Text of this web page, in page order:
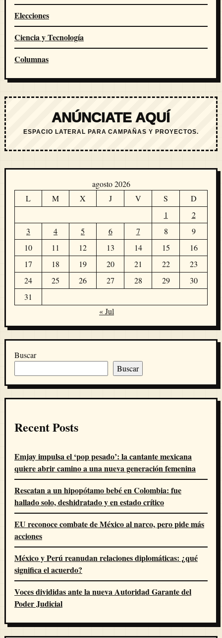
Elecciones
Ciencia y Tecnología
Columnas
ANÚNCIATE AQUÍ
ESPACIO LATERAL PARA CAMPAÑAS Y PROYECTOS.
agosto 2026
L
M X J V S
D
1
2
3
4 5 6 7 8
9
10
11 12 13 14 15
16
17
18 19 20 21 22
23
24
25 26 27 28 29
30
31
« Jul
Buscar
Buscar
Recent Posts
Emjay impulsa el ‘pop pesado’: la cantante mexicana
quiere abrir camino a una nueva generación femenina
Rescatan a un hipopótamo bebé en Colombia: fue
hallado solo, deshidratado y en estado crítico
EU reconoce combate de México al narco, pero pide más
acciones
México y Perú reanudan relaciones diplomáticas: ¿qué
significa el acuerdo?
Voces divididas ante la nueva Autoridad Garante del
Poder Judicial